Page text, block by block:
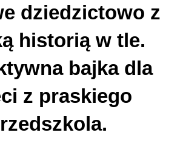
dziedzictowo z
historią w tle.
bajka dla
z praskiego